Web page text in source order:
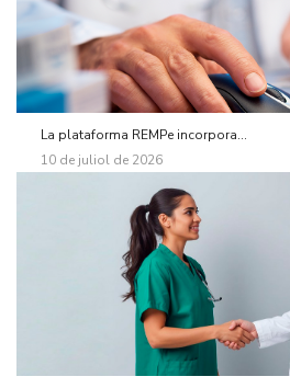
La plataforma REMPe incorpora...
10 de juliol de 2026